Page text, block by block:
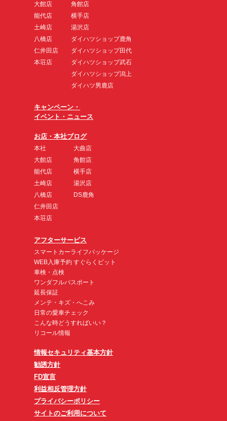
大館店
能代店
土崎店
八橋店
仁井田店
本荘店
角館店
横手店
湯沢店
ダイハツショップ鹿角
ダイハツショップ田代
ダイハツショップ武石
ダイハツショップ潟上
ダイハツ男鹿店
キャンペーン・
イベント・ニュース
お店・本社ブログ
本社
大館店
能代店
土崎店
八橋店
仁井田店
本荘店
大曲店
角館店
横手店
湯沢店
DS鹿角
アフターサービス
スマートカーライフパッケージ
WEB入庫予約 すぐらくピット
車検・点検
ワンダフルパスポート
延長保証
メンテ・キズ・へこみ
日常の愛車チェック
こんな時どうすればいい？
リコール情報
情報セキュリティ基本方針
勧誘方針
FD宣言
利益相反管理方針
プライバシーポリシー
サイトのご利用について